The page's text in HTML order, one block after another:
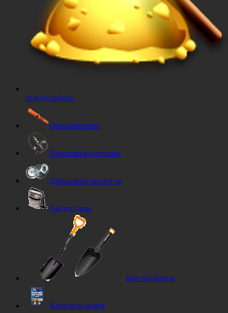
Золотодобыча
Пинпоинтеры
Поисковые катушки
Поисковые магниты
Аксессуары
Инструменты
Каталоги монет